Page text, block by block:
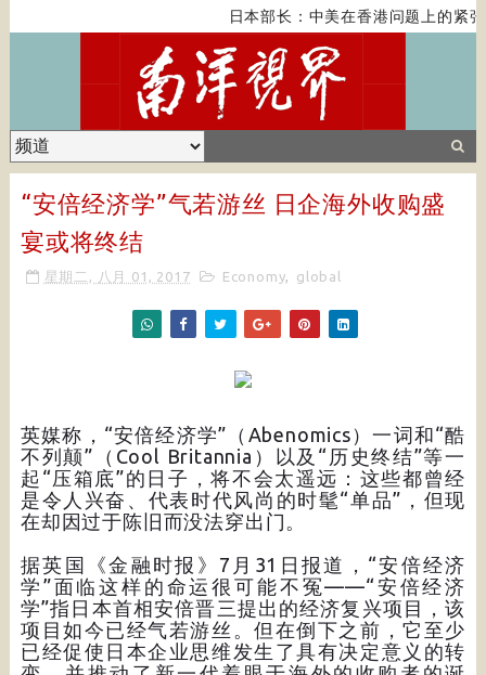
日本部长：中美在香港问题上的紧张
“安倍经济学”气若游丝 日企海外收购盛
宴或将终结
星期二, 八月 01, 2017 Economy, global
英媒称，“安倍经济学”（Abenomics）一词和“酷
不列颠”（Cool Britannia）以及“历史终结”等一
起“压箱底”的日子，将不会太遥远：这些都曾经
是令人兴奋、代表时代风尚的时髦“单品”，但现
在却因过于陈旧而没法穿出门。
据英国《金融时报》7月31日报道，“安倍经济
学”面临这样的命运很可能不冤——“安倍经济
学”指日本首相安倍晋三提出的经济复兴项目，该
项目如今已经气若游丝。但在倒下之前，它至少
已经促使日本企业思维发生了具有决定意义的转